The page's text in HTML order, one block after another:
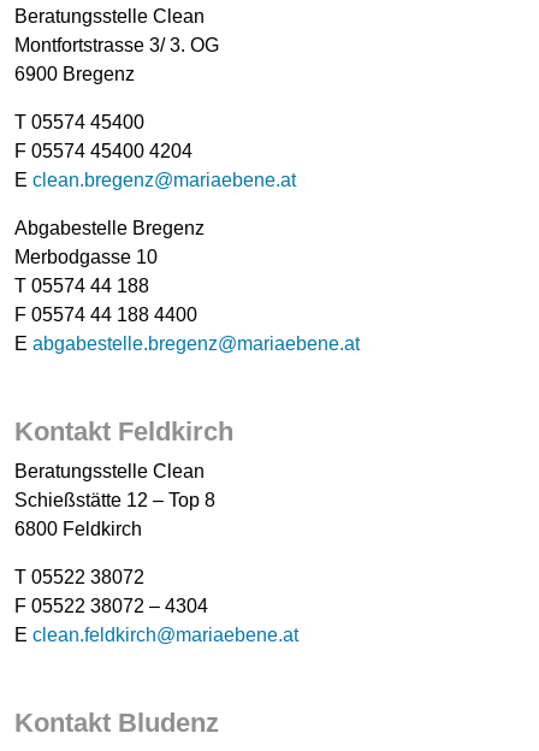
Beratungsstelle Clean
Montfortstrasse 3/ 3. OG
6900 Bregenz
T 05574 45400
F 05574 45400 4204
E clean.bregenz@mariaebene.at
Abgabestelle Bregenz
Merbodgasse 10
T 05574 44 188
F 05574 44 188 4400
E abgabestelle.bregenz@mariaebene.at
Kontakt Feldkirch
Beratungsstelle Clean
Schießstätte 12 – Top 8
6800 Feldkirch
T 05522 38072
F 05522 38072 – 4304
E clean.feldkirch@mariaebene.at
Kontakt Bludenz